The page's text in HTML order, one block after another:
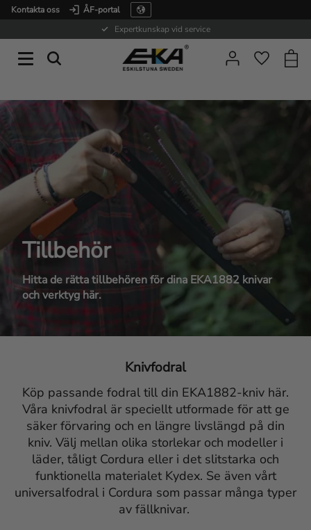
Kontakta oss
ÅF-portal
Expertkunskap vid service
Tillbehör
Hitta de rätta tillbehören för dina EKA1882 knivar
och verktyg här.
Knivfodral
Köp passande fodral till din EKA1882-kniv här.
Våra knivfodral är speciellt utformade för att ge
säker förvaring och en längre livslängd på din
kniv. Välj mellan olika storlekar och modeller i
läder, tåligt Cordura eller i det slitstarka och
funktionella materialet Kydex. Se även vårt
universalfodral i Cordura som passar många typer
av fällknivar.